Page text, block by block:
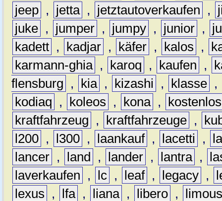
jeep , jetta , jetztautoverkaufen ,
juke , jumper , jumpy , junior ,
kadett , kadjar , käfer , kalos ,
karmann-ghia , karoq , kaufen ,
flensburg
, kia , kizashi , klasse ,
kodiaq
, koleos , kona ,
kostenlos
kraftfahrzeug
, kraftfahrzeuge ,
l200 , l300 , laankauf , lacetti ,
lancer , land , lander , lantra ,
laverkaufen
, lc , leaf , legacy ,
lexus
, lfa , liana , libero ,